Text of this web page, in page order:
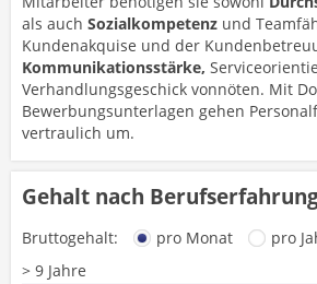
als auch Sozialkompetenz und
Kundenakquise und der
Kommunikationsstärke,
Verhandlungsgeschick vonnöten. Mit
Bewerbungsunterlagen gehen
vertraulich um.
Gehalt nach
Bruttogehalt: pro Monat
pro
> 9 Jahre